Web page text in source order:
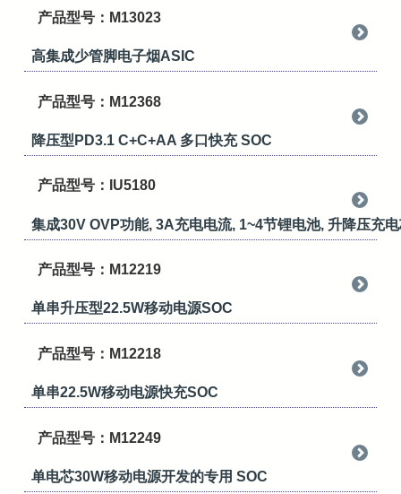
产品型号：M13023
高集成少管脚电子烟ASIC
产品型号：M12368
降压型PD3.1 C+C+AA 多口快充 SOC
产品型号：IU5180
集成30V OVP功能, 3A充电电流, 1~4节锂电池, 升降压充
产品型号：M12219
单串升压型22.5W移动电源SOC
产品型号：M12218
单串22.5W移动电源快充SOC
产品型号：M12249
单电芯30W移动电源开发的专用 SOC